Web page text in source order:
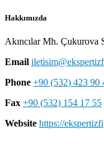
Hakkımızda
Akıncılar Mh.
Email
Phone +90 (532) 423 90
Fax +90 (532) 154 17 55
Website https://